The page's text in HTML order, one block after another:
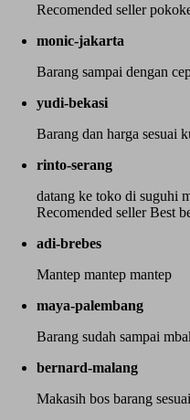
Recomended seller
monic-jakarta
Barang sampai dengan
yudi-bekasi
Barang dan harga sesuai
rinto-serang
datang ke toko di suguhi
Recomended seller Best
adi-brebes
Mantep mantep mantep
maya-palembang
Barang sudah sampai
bernard-malang
Makasih bos barang